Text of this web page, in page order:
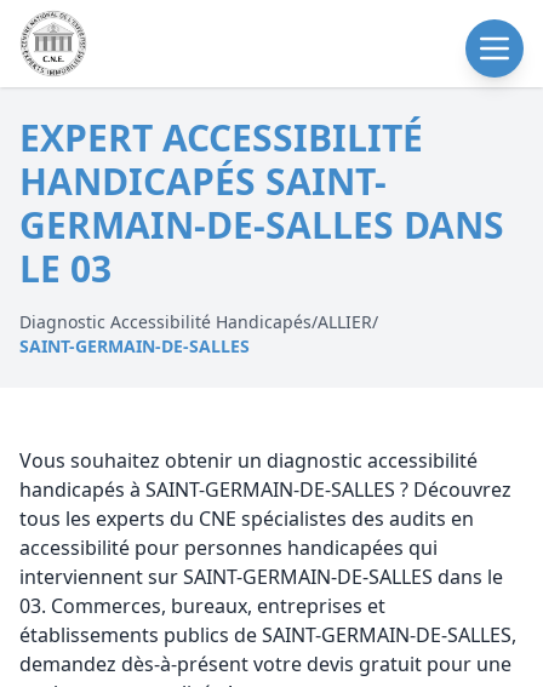
EXPERT ACCESSIBILITÉ
HANDICAPÉS SAINT-
GERMAIN-DE-SALLES DANS
LE 03
Diagnostic Accessibilité Handicapés/ALLIER/
SAINT-GERMAIN-DE-SALLES
Vous souhaitez obtenir un diagnostic accessibilité
handicapés à SAINT-GERMAIN-DE-SALLES ? Découvrez
tous les experts du CNE spécialistes des audits en
accessibilité pour personnes handicapées qui
interviennent sur SAINT-GERMAIN-DE-SALLES dans le
03. Commerces, bureaux, entreprises et
établissements publics de SAINT-GERMAIN-DE-SALLES,
demandez dès-à-présent votre devis gratuit pour une